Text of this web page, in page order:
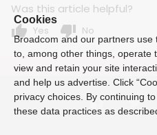
Was this article helpful?
thumb_up Yes thumb_down No
Cookies
Broadcom and our partners use
to, among other things, operate
view and retain your site
and help us advertise. Click
privacy choices. By continuing
these data practices as